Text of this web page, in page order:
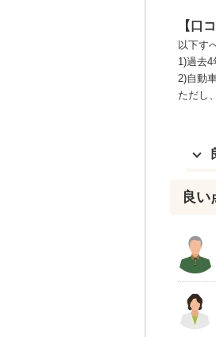
【口
以下す
1)過去
2)自動
ただし
良い